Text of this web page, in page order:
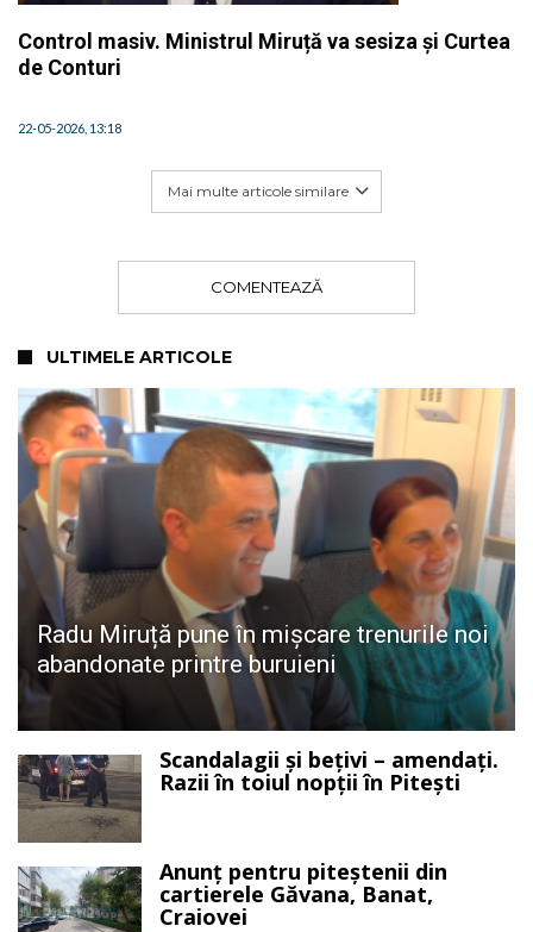
Control masiv. Ministrul Miruță va sesiza și Curtea
de Conturi
22-05-2026, 13:18
Mai multe articole similare
COMENTEAZĂ
ULTIMELE ARTICOLE
Radu Miruță pune în mișcare trenurile noi
abandonate printre buruieni
Scandalagii și bețivi – amendați.
Razii în toiul nopții în Pitești
Anunț pentru piteștenii din
cartierele Găvana, Banat,
Craiovei